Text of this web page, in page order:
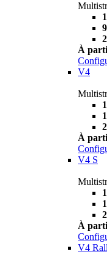
À
V4
À
V4 S
À
V4